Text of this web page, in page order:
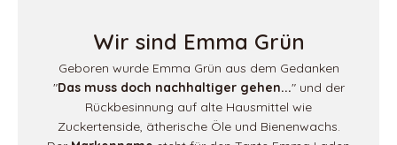
Wir sind Emma Grün
Geboren wurde Emma Grün aus dem Gedanken
"Das muss doch nachhaltiger gehen..." und der
Rückbesinnung auf alte Hausmittel wie
Zuckertenside, ätherische Öle und Bienenwachs.